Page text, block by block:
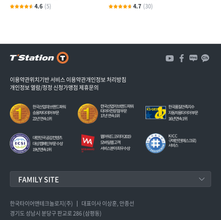
4.6 (5) 4.7 (30)
이용약관위치기반 서비스 이용약관개인정보 처리방침
개인정보 열람/정정 신청가맹점 제휴문의
FAMILY SITE
한국타이어앤테크놀로지(주)
대표이사 이상훈, 안종선
경기도 성남시 분당구 판교로 286 (삼평동)